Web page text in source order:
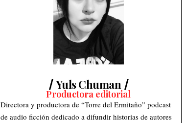
Yuls Chuman
Productora editorial
Directora y productora de “Torre del Ermitaño” podcast
de audio ficción dedicado a difundir historias de autores